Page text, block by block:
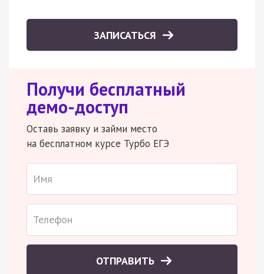
ЗАПИСАТЬСЯ
Получи бесплатный
демо-доступ
Оставь заявку и займи место
на бесплатном курсе Турбо ЕГЭ
ОТПРАВИТЬ